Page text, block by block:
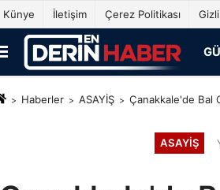
Künye İletişim Çerez Politikası
Haberler ASAYİŞ Çanakkale'de Bal
ASAYİŞ